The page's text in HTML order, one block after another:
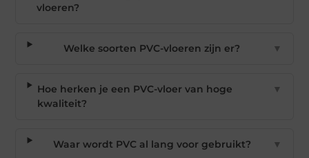
vloeren?
Welke soorten PVC-vloeren zijn er? ▼
Hoe herken je een PVC-vloer van hoge
kwaliteit?
▼
Waar wordt PVC al lang voor gebruikt? ▼